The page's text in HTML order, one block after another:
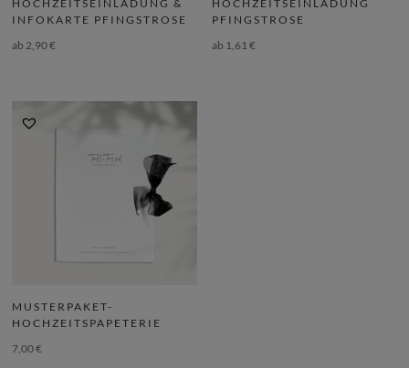
HOCHZEITSEINLADUNG &
INFOKARTE PFINGSTROSE
ab 2,90€
HOCHZEITSEINLADUNG
PFINGSTROSE
ab 1,61€
MUSTERPAKET-
HOCHZEITSPAPETERIE
7,00€